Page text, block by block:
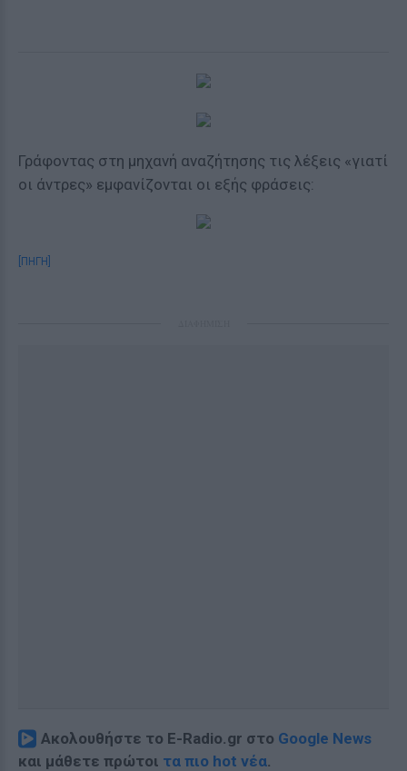
Γράφοντας στη μηχανή αναζήτησης τις λέξεις «γιατί
οι άντρες» εμφανίζονται οι εξής φράσεις:
[ΠΗΓΗ]
Ακολουθήστε το E-Radio.gr στο Google News
και μάθετε πρώτοι τα πιο hot νέα.